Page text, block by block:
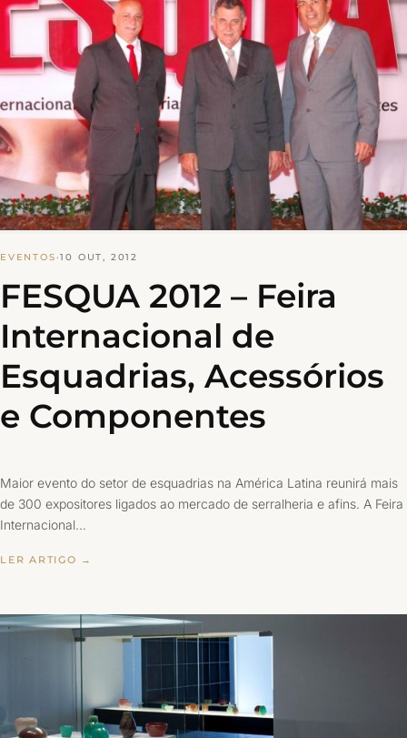
EVENTOS·10 OUT, 2012
FESQUA 2012 – Feira
Internacional de
Esquadrias, Acessórios
e Componentes
Maior evento do setor de esquadrias na América Latina reunirá mais
de 300 expositores ligados ao mercado de serralheria e afins. A Feira
Internacional…
LER ARTIGO →